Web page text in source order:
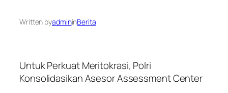
Written byadmininBerita
Untuk Perkuat Meritokrasi, Polri
Konsolidasikan Asesor Assessment Center